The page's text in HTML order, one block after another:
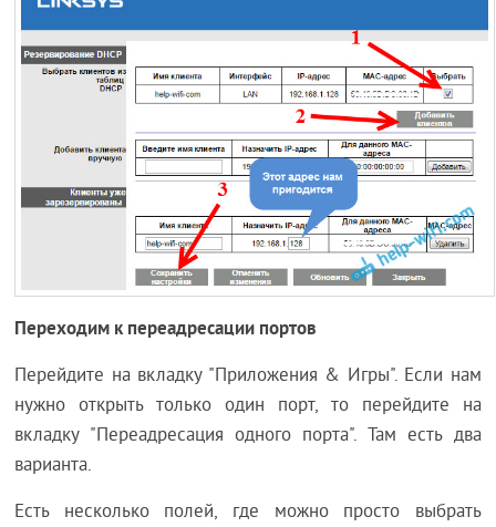
Переходим к переадресации портов
Перейдите на вкладку "Приложения & Игры". Если нам
нужно открыть только один порт, то перейдите на
вкладку "Переадресация одного порта". Там есть два
варианта.
Есть несколько полей, где можно просто выбрать